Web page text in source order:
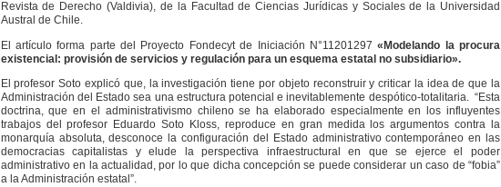
Revista de Derecho (Valdivia), de la Facultad de Ciencias Jurídicas y Sociales de la Universidad
Austral de Chile.
El artículo forma parte del Proyecto Fondecyt de Iniciación N°11201297«Modelando la procura
existencial: provisión de servicios y regulación para un esquema estatal no subsidiario».
El profesor Soto explicó que, la investigación tiene por objeto reconstruir y criticar la idea de que la
Administración del Estado sea una estructura potencial e inevitablemente despótico-totalitaria. “Esta
doctrina, que en el administrativismo chileno se ha elaborado especialmente en los influyentes
trabajos del profesor Eduardo Soto Kloss, reproduce en gran medida los argumentos contra la
monarquía absoluta, desconoce la configuración del Estado administrativo contemporáneo en las
democracias capitalistas y elude la perspectiva infraestructural en que se ejerce el poder
administrativo en la actualidad, por lo que dicha concepción se puede considerar un caso de “fobia”
a la Administración estatal”.